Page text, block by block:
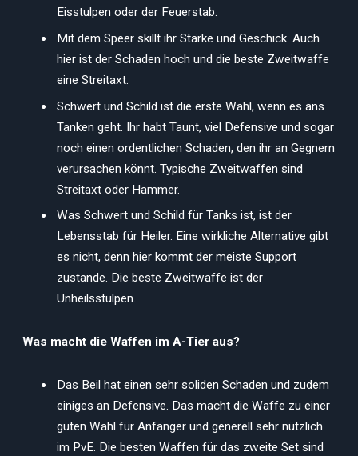
Eisstulpen oder der Feuerstab.
Mit dem Speer skillt ihr Stärke und Geschick. Auch
hier ist der Schaden hoch und die beste Zweitwaffe
eine Streitaxt.
Schwert und Schild ist die erste Wahl, wenn es ans
Tanken geht. Ihr habt Taunt, viel Defensive und sogar
noch einen ordentlichen Schaden, den ihr an Gegnern
verursachen könnt. Typische Zweitwaffen sind
Streitaxt oder Hammer.
Was Schwert und Schild für Tanks ist, ist der
Lebensstab für Heiler. Eine wirkliche Alternative gibt
es nicht, denn hier kommt der meiste Support
zustande. Die beste Zweitwaffe ist der
Unheilsstulpen.
Was macht die Waffen im A-Tier aus?
Das Beil hat einen sehr soliden Schaden und zudem
einiges an Defensive. Das macht die Waffe zu einer
guten Wahl für Anfänger und generell sehr nützlich
im PvE. Die besten Waffen für das zweite Set sind